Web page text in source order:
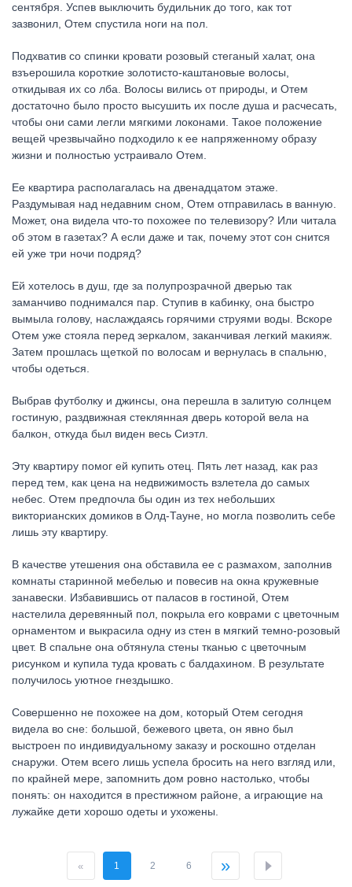
сентября. Успев выключить будильник до того, как тот
зазвонил, Отем спустила ноги на пол.
Подхватив со спинки кровати розовый стеганый халат, она
взъерошила короткие золотисто-каштановые волосы,
откидывая их со лба. Волосы вились от природы, и Отем
достаточно было просто высушить их после душа и расчесать,
чтобы они сами легли мягкими локонами. Такое положение
вещей чрезвычайно подходило к ее напряженному образу
жизни и полностью устраивало Отем.
Ее квартира располагалась на двенадцатом этаже.
Раздумывая над недавним сном, Отем отправилась в ванную.
Может, она видела что-то похожее по телевизору? Или читала
об этом в газетах? А если даже и так, почему этот сон снится
ей уже три ночи подряд?
Ей хотелось в душ, где за полупрозрачной дверью так
заманчиво поднимался пар. Ступив в кабинку, она быстро
вымыла голову, наслаждаясь горячими струями воды. Вскоре
Отем уже стояла перед зеркалом, заканчивая легкий макияж.
Затем прошлась щеткой по волосам и вернулась в спальню,
чтобы одеться.
Выбрав футболку и джинсы, она перешла в залитую солнцем
гостиную, раздвижная стеклянная дверь которой вела на
балкон, откуда был виден весь Сиэтл.
Эту квартиру помог ей купить отец. Пять лет назад, как раз
перед тем, как цена на недвижимость взлетела до самых
небес. Отем предпочла бы один из тех небольших
викторианских домиков в Олд-Тауне, но могла позволить себе
лишь эту квартиру.
В качестве утешения она обставила ее с размахом, заполнив
комнаты старинной мебелью и повесив на окна кружевные
занавески. Избавившись от паласов в гостиной, Отем
настелила деревянный пол, покрыла его коврами с цветочным
орнаментом и выкрасила одну из стен в мягкий темно-розовый
цвет. В спальне она обтянула стены тканью с цветочным
рисунком и купила туда кровать с балдахином. В результате
получилось уютное гнездышко.
Совершенно не похожее на дом, который Отем сегодня
видела во сне: большой, бежевого цвета, он явно был
выстроен по индивидуальному заказу и роскошно отделан
снаружи. Отем всего лишь успела бросить на него взгляд или,
по крайней мере, запомнить дом ровно настолько, чтобы
понять: он находится в престижном районе, а играющие на
лужайке дети хорошо одеты и ухожены.
« 1 2 6 »